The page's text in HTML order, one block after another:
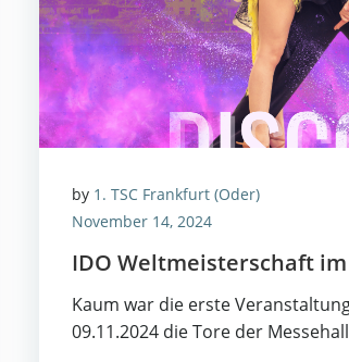
by 1. TSC Frankfurt (Oder)
November 14, 2024
IDO Welt­meis­ter­schaft
Kaum war die ers­te
09.11.2024 die Tore der